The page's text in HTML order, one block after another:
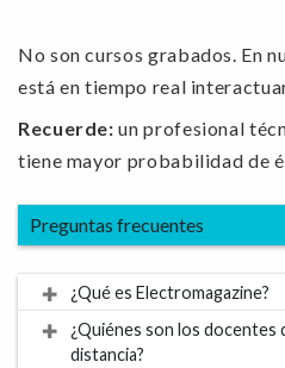
No son cursos grabados. En
está en tiempo real
Recuerde: un profesional
tiene mayor probabilidad de
Preguntas frecuentes
¿Qué es Electromagazine?
¿Quiénes son los docentes
distancia?